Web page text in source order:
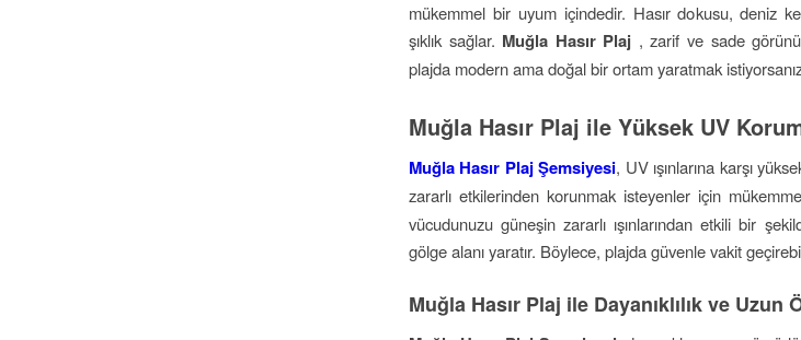
mükemmel bir uyum içindedir. Hasır dokusu, deniz
şıklık sağlar. Muğla Hasır Plaj , zarif ve sade
plajda modern ama doğal bir ortam yaratmak
Muğla Hasır Plaj ile Yüksek UV
Muğla Hasır Plaj Şemsiyesi, UV ışınlarına karşı
zararlı etkilerinden korunmak isteyenler için
vücudunuzu güneşin zararlı ışınlarından etkili bir
gölge alanı yaratır. Böylece, plajda güvenle vakit
Muğla Hasır Plaj ile Dayanıklılık ve Uzun